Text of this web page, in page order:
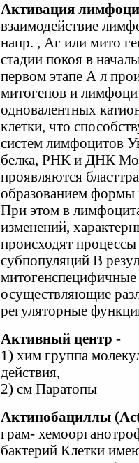
Активация
взаимодействие
напр. , Аг или мито
стадии покоя в
первом этапе А л
митогенов и
одновалентных
клетки, что
систем лимфоцитов
белка, РНК и ДНК
проявляются
образованием формы
При этом в
изменений,
происходят
субпопуляций В
осуществляющие
регуляторные
Активный центр -
1) хим группа
действия,
2) см Паратопы
Актинобациллы
грам-
бактерий Клетки